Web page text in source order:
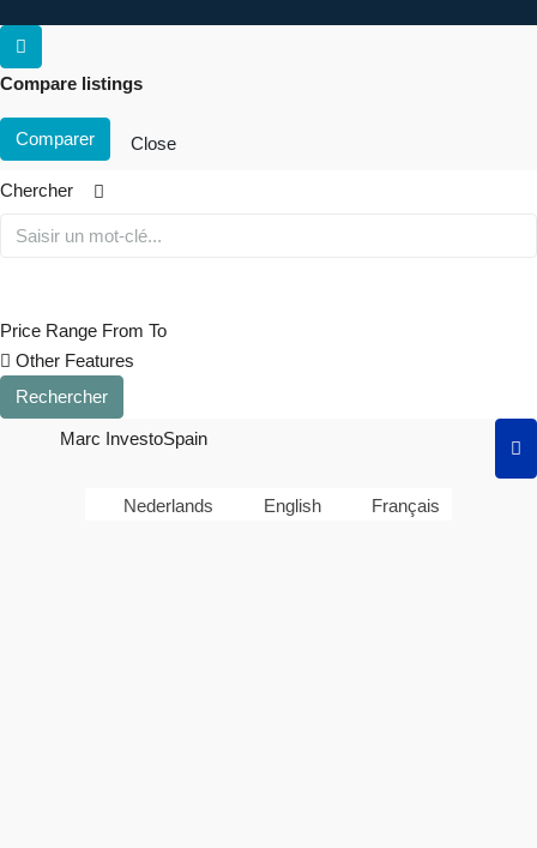
Compare listings
Comparer Close
Chercher
Price Range From To
Other Features
Rechercher
Marc InvestoSpain
Nederlands English Français